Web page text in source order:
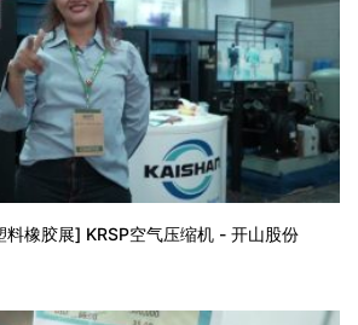
橡胶展] KRSP空气压缩机 - 开山股份